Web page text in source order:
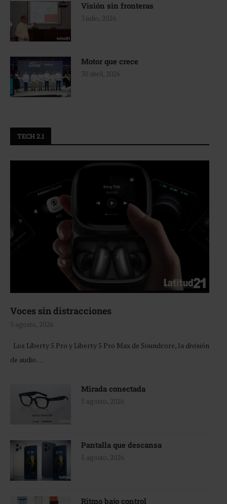
Visión sin fronteras
3 julio, 2026
Motor que crece
30 abril, 2026
TECH 2.1
Voces sin distracciones
5 agosto, 2026
Los Liberty 5 Pro y Liberty 5 Pro Max de Soundcore, la división
de audio …
Mirada conectada
5 agosto, 2026
Pantalla que descansa
5 agosto, 2026
Ritmo bajo control